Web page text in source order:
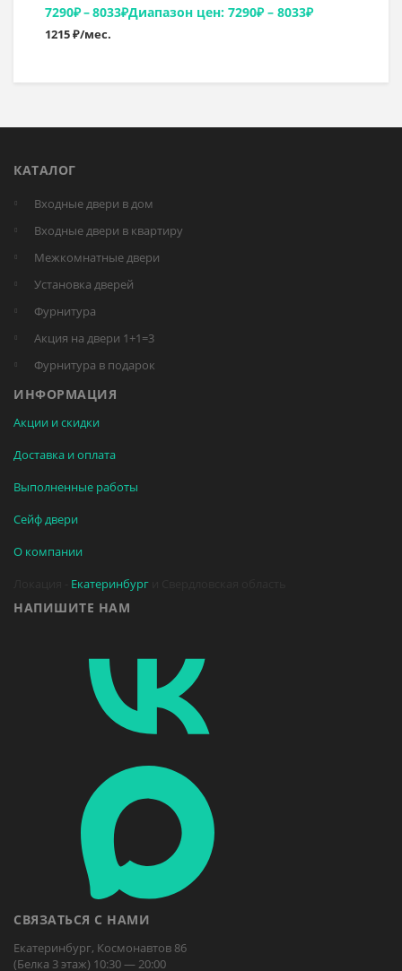
7290₽–8033₽Диапазон цен: 7290₽ – 8033₽
1215 ₽/мес.
КАТАЛОГ
Входные двери в дом
Входные двери в квартиру
Межкомнатные двери
Установка дверей
Фурнитура
Акция на двери 1+1=3
Фурнитура в подарок
ИНФОРМАЦИЯ
Акции и скидки
Доставка и оплата
Выполненные работы
Сейф двери
О компании
Екатеринбург
НАПИШИТЕ НАМ
СВЯЗАТЬСЯ С НАМИ
Екатеринбург, Космонавтов 86
(Белка 3 этаж) 10:30 — 20:00